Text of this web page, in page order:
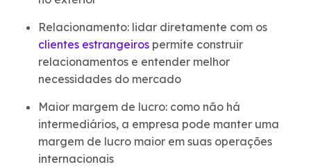
Relacionamento: lidar diretamente com os
clientes estrangeiros permite construir
relacionamentos e entender melhor
necessidades do mercado
Maior margem de lucro: como não há
intermediários, a empresa pode manter uma
margem de lucro maior em suas operações
internacionais